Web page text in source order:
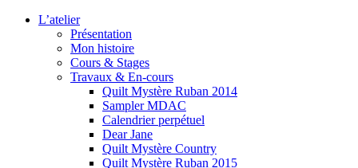
L’atelier
Présentation
Mon histoire
Cours & Stages
Travaux & En-cours
Quilt Mystère Ruban 2014
Sampler MDAC
Calendrier perpétuel
Dear Jane
Quilt Mystère Country
Quilt Mystère Ruban 2015